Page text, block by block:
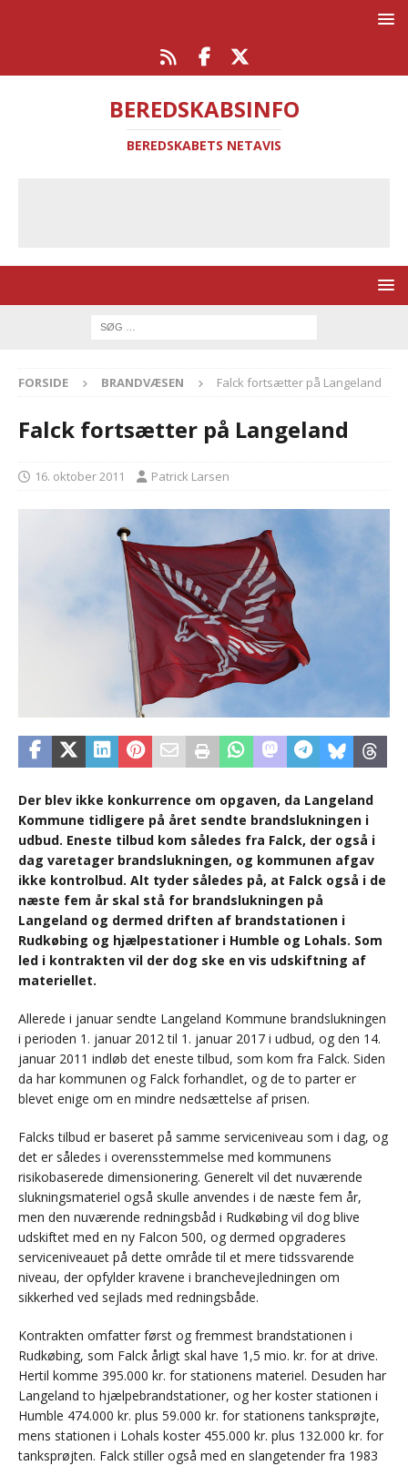
BEREDSKABSINFO
BEREDSKABETS NETAVIS
FORSIDE BRANDVÆSEN Falck fortsætter på Langeland
Falck fortsætter på Langeland
16. oktober 2011 Patrick Larsen
Der blev ikke konkurrence om opgaven, da Langeland
Kommune tidligere på året sendte brandslukningen i
udbud. Eneste tilbud kom således fra Falck, der også i
dag varetager brandslukningen, og kommunen afgav
ikke kontrolbud. Alt tyder således på, at Falck også i de
næste fem år skal stå for brandslukningen på
Langeland og dermed driften af brandstationen i
Rudkøbing og hjælpestationer i Humble og Lohals. Som
led i kontrakten vil der dog ske en vis udskiftning af
materiellet.
Allerede i januar sendte Langeland Kommune brandslukningen
i perioden 1. januar 2012 til 1. januar 2017 i udbud, og den 14.
januar 2011 indløb det eneste tilbud, som kom fra Falck. Siden
da har kommunen og Falck forhandlet, og de to parter er
blevet enige om en mindre nedsættelse af prisen.
Falcks tilbud er baseret på samme serviceniveau som i dag, og
det er således i overensstemmelse med kommunens
risikobaserede dimensionering. Generelt vil det nuværende
slukningsmateriel også skulle anvendes i de næste fem år,
men den nuværende redningsbåd i Rudkøbing vil dog blive
udskiftet med en ny Falcon 500, og dermed opgraderes
serviceniveauet på dette område til et mere tidssvarende
niveau, der opfylder kravene i branchevejledningen om
sikkerhed ved sejlads med redningsbåde.
Kontrakten omfatter først og fremmest brandstationen i
Rudkøbing, som Falck årligt skal have 1,5 mio. kr. for at drive.
Hertil komme 395.000 kr. for stationens materiel. Desuden har
Langeland to hjælpebrandstationer, og her koster stationen i
Humble 474.000 kr. plus 59.000 kr. for stationens tanksprøjte,
mens stationen i Lohals koster 455.000 kr. plus 132.000 kr. for
tanksprøjten. Falck stiller også med en slangetender fra 1983